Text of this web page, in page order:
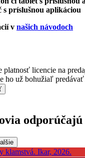
s príslušnou aplikáciou
v našich návodoch
platnosť licencie na
ho už bohužiaľ
odporúčajú